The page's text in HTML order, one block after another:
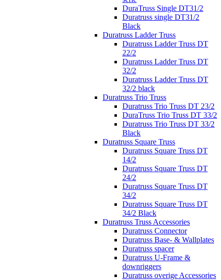
DuraTruss Single DT31/2
Duratruss single DT31/2
Black
Duratruss Ladder Truss
Duratruss Ladder Truss DT
22/2
Duratruss Ladder Truss DT
32/2
Duratruss Ladder Truss DT
32/2 black
Duratruss Trio Truss
Duratruss Trio Truss DT 23/2
DuraTruss Trio Truss DT 33/2
Duratruss Trio Truss DT 33/2
Black
Duratruss Square Truss
Duratruss Square Truss DT
14/2
Duratruss Square Truss DT
24/2
Duratruss Square Truss DT
34/2
Duratruss Square Truss DT
34/2 Black
Duratruss Truss Accessories
Duratruss Connector
Duratruss Base- & Wallplates
Duratruss spacer
Duratruss U-Frame &
downriggers
Duratruss overige Accessories